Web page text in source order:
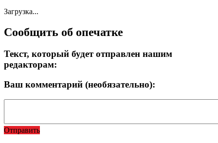
Загрузка...
Сообщить об опечатке
Текст, который будет отправлен нашим
редакторам:
Ваш комментарий (необязательно):
Отправить